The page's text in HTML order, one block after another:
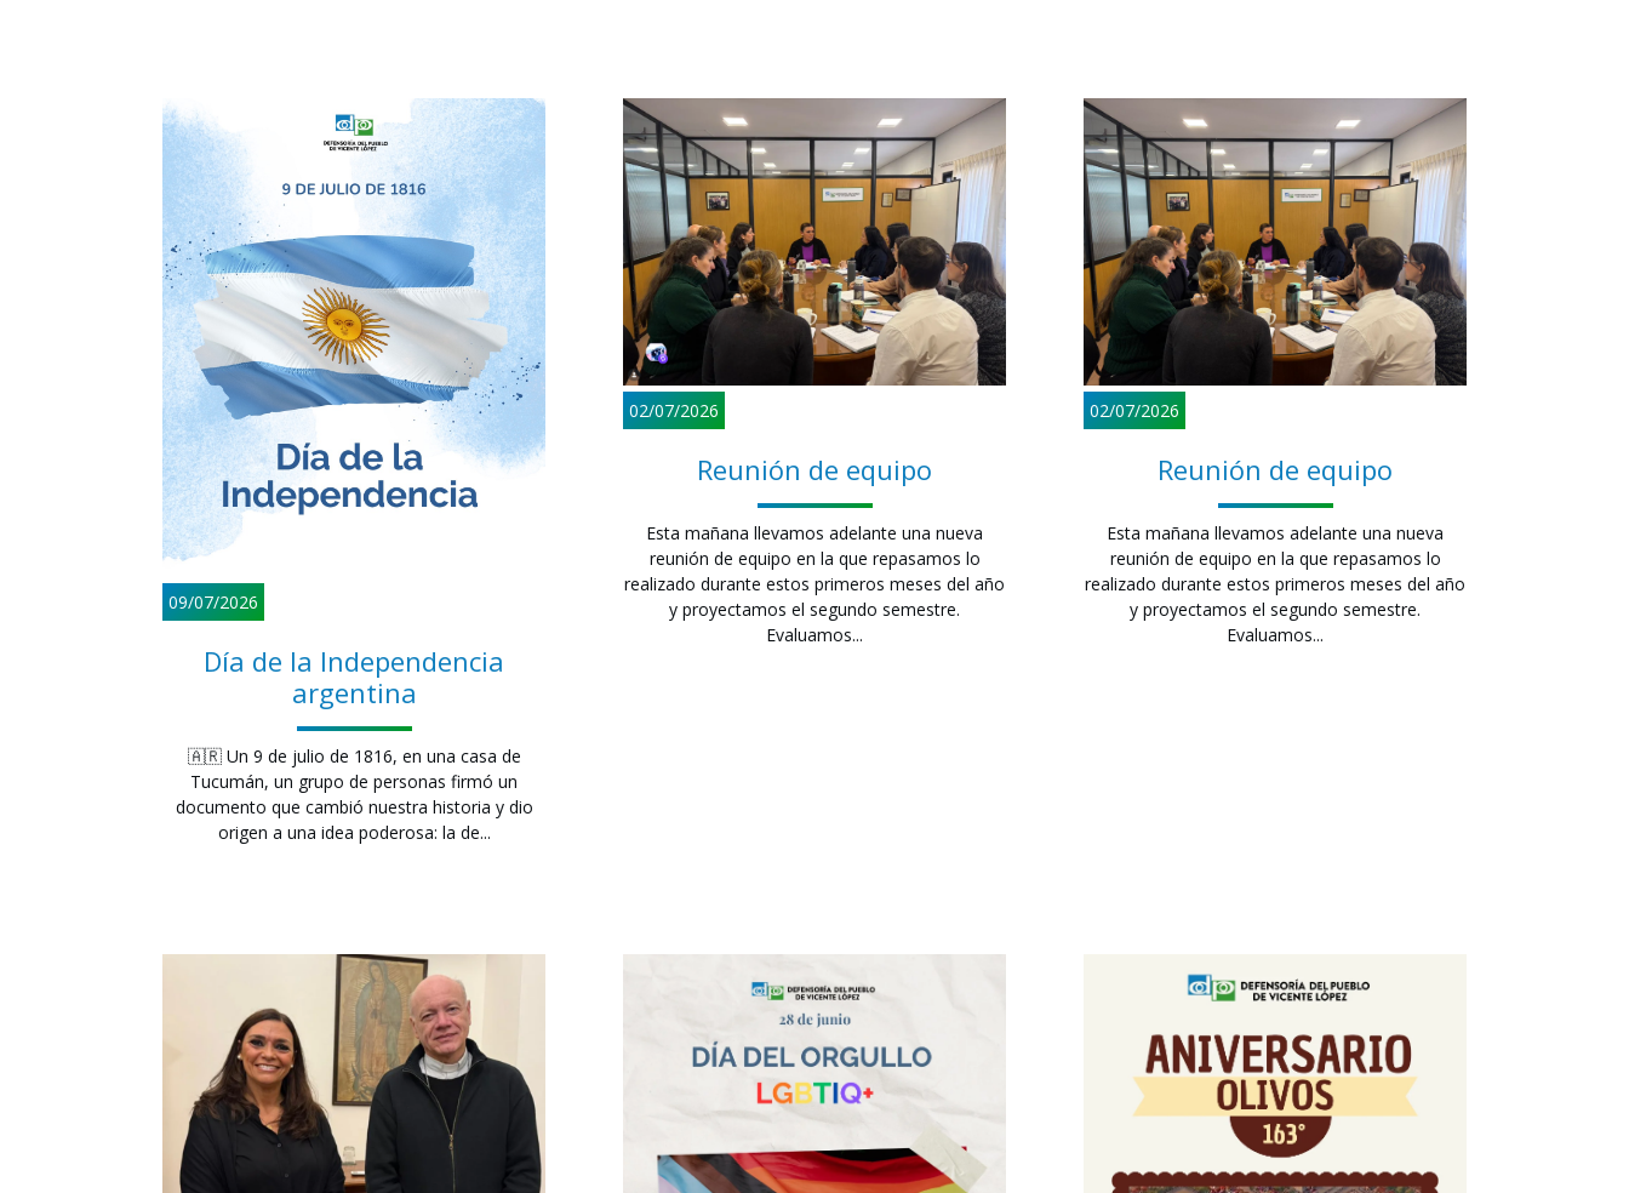
09/07/2026
Día de la Independencia
argentina
🇦🇷 Un 9 de julio de 1816, en una casa de
Tucumán, un grupo de personas firmó un
documento que cambió nuestra historia y dio
origen a una idea poderosa: la de...
02/07/2026
Reunión de equipo
Esta mañana llevamos adelante una nueva
reunión de equipo en la que repasamos lo
realizado durante estos primeros meses del año
y proyectamos el segundo semestre.
Evaluamos...
02/07/2026
Reunión de equipo
Esta mañana llevamos adelante una nueva
reunión de equipo en la que repasamos lo
realizado durante estos primeros meses del año
y proyectamos el segundo semestre.
Evaluamos...